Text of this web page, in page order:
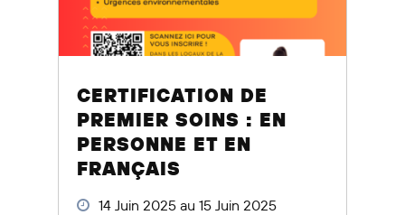
CERTIFICATION DE
PREMIER SOINS : EN
PERSONNE ET EN
FRANÇAIS
14 Juin 2025 au 15 Juin 2025